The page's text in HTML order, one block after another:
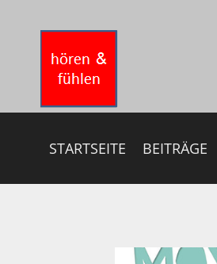
springen
STARTSEITE BEITRÄGE